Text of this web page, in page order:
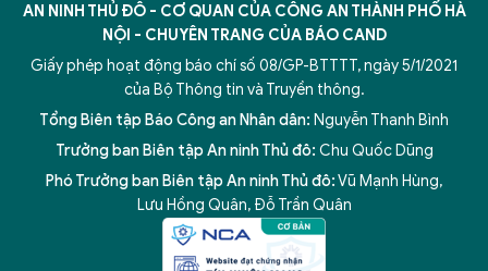
AN NINH THỦ ĐÔ - CƠ QUAN CỦA CÔNG AN THÀNH PHỐ HÀ
NỘI - CHUYÊN TRANG CỦA BÁO CAND
Giấy phép hoạt động báo chí số 08/GP-BTTTT, ngày 5/1/2021
của Bộ Thông tin và Truyền thông.
Tổng Biên tập Báo Công an Nhân dân: Nguyễn Thanh Bình
Trưởng ban Biên tập An ninh Thủ đô: Chu Quốc Dũng
Phó Trưởng ban Biên tập An ninh Thủ đô:Vũ Mạnh Hùng,
Lưu Hồng Quân, Đỗ Trần Quân